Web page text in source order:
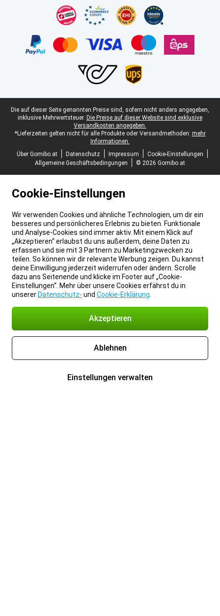
Juristische Fußzeile
Die auf dieser Seite genannten Preise sind, sofern nicht anders angegeben,
inklusive Mehrwertsteuer. Die Preise auf dieser Website sind exklusive
Versandkosten angegeben.
*Lieferzeiten gelten nicht für alle Produkte oder Versandmethoden: mehr
Informationen.
Über Gomibo.at
Datenschutz Impressum
Cookie-Einstellungen
Allgemeine Geschäftsbedingungen
© 2026 Gomibo.at
Cookie-Einstellungen
Wir verwenden Cookies und ähnliche Technologien, um dir ein
besseres und persönlicheres Erlebnis zu bieten. Funktionale
und Analyse-Cookies sind immer aktiv. Mit einem Klick auf
„Akzeptieren“ erlaubst du uns außerdem, deine Daten zu
erfassen und sie mit 3 Partnern zu Marketingzwecken zu
teilen. So können wir dir relevante Werbung zeigen. Du kannst
deine Einwilligung jederzeit widerrufen oder ändern. Scrolle
dazu ans Seitenende und klicke im Footer auf „Cookie-
Einstellungen“. Mehr über unsere Cookies erfährst du in
unserer Datenschutz- und Cookie-Erklärung
Akzeptieren
Ablehnen
Einstellungen verwalten